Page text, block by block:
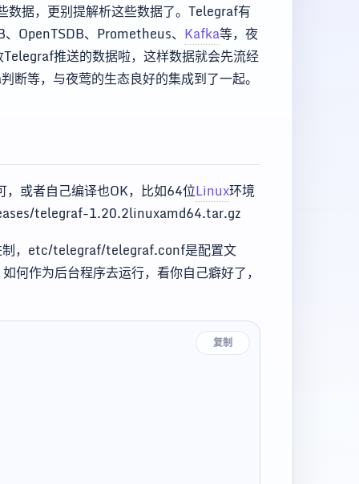
数据，更别提解析这些数据了。Telegraf有
OpenTSDB、Prometheus、 Kafka等，夜
推送的数据啦，这样数据就会先流经
等，与夜莺的生态良好的集成到了一起。
或者自己编译也OK，比如64位Linux环境
telegraf-1.20.2linuxamd64.tar.gz
制，etc/telegraf/telegraf.conf是配置文
何作为后台程序去运行，看你自己癖好了，
复制